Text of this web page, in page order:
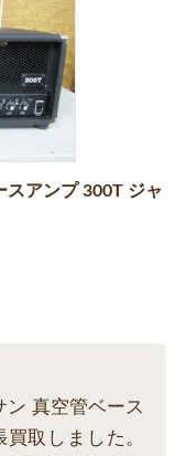
アンプ 300T ジャ
真空管ベース
取しました。